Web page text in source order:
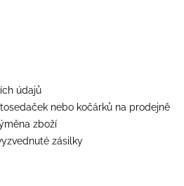
údajů
nebo kočárků na prodejně
zboží
zásilky